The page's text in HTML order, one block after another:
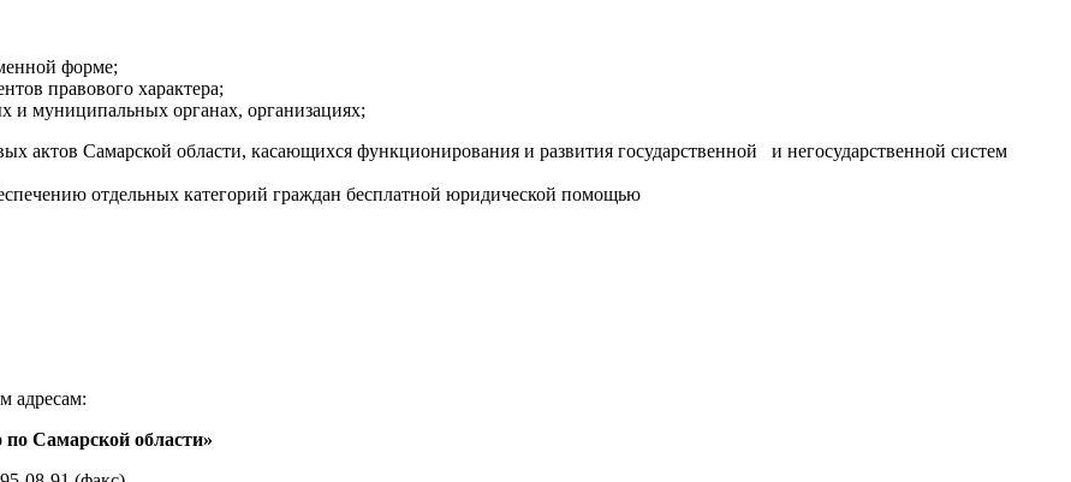
форме;
правового характера;
и муниципальных органах, организациях;
актов Самарской области, касающихся функционирования и развития государственной и негосударственной систем
отдельных категорий граждан бесплатной юридической помощью
адресам:
Самарской области»